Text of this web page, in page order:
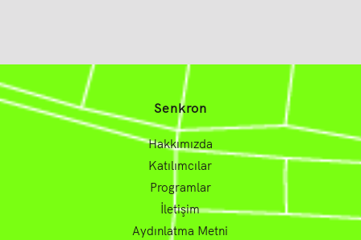
Senkron
Hakkımızda
Katılımcılar
Programlar
İletişim
Aydınlatma Metni